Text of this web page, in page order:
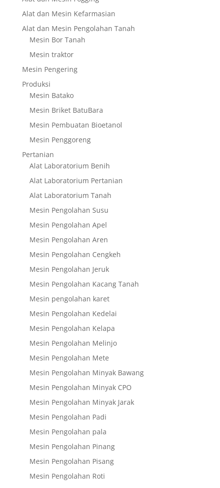
Alat dan Mesin Kefarmasian
Alat dan Mesin Pengolahan Tanah
Mesin Bor Tanah
Mesin traktor
Mesin Pengering
Produksi
Mesin Batako
Mesin Briket BatuBara
Mesin Pembuatan Bioetanol
Mesin Penggoreng
Pertanian
Alat Laboratorium Benih
Alat Laboratorium Pertanian
Alat Laboratorium Tanah
Mesin Pengolahan Susu
Mesin Pengolahan Apel
Mesin Pengolahan Aren
Mesin Pengolahan Cengkeh
Mesin Pengolahan Jeruk
Mesin Pengolahan Kacang Tanah
Mesin pengolahan karet
Mesin Pengolahan Kedelai
Mesin Pengolahan Kelapa
Mesin Pengolahan Melinjo
Mesin Pengolahan Mete
Mesin Pengolahan Minyak Bawang
Mesin Pengolahan Minyak CPO
Mesin Pengolahan Minyak Jarak
Mesin Pengolahan Padi
Mesin Pengolahan pala
Mesin Pengolahan Pinang
Mesin Pengolahan Pisang
Mesin Pengolahan Roti